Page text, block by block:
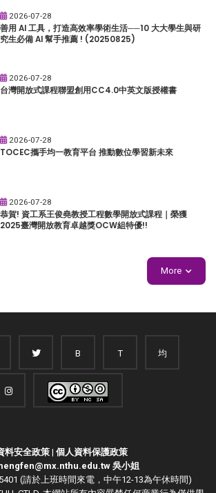
2026-07-28
善用 AI 工具，打造高效率學術生活──10 大大學生與研
究生必備 AI 幫手推薦 ! (20250825)
2026-07-28
台灣開放式課程聯盟創用CC4.0中英文版授權書
2026-07-28
TOCEC攜手均一教育平台 推動數位學習新未來
2026-07-28
恭賀! 資工系王俊堯教授工程數學開放式課程｜榮獲
2025臺灣開放教育卓越獎OCW組特優!!
More
B T 均
料安全政策| 個人資料保護政策
吳小姐
(請於上班時間來電，中午12-13為午休時間)